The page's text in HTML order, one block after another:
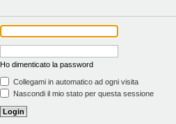
Ho dimenticato la password
Collegami in automatico ad ogni visita
Nascondi il mio stato per questa sessione